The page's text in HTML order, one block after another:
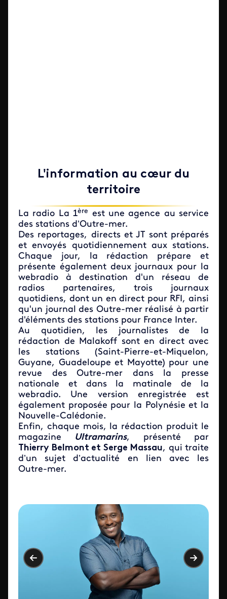
L'information au cœur du
territoire
La radio La 1ère
est une agence au service
des stations d’Outre-mer.
Des reportages, directs et JT sont préparés
et envoyés quotidiennement aux stations.
Chaque jour, la rédaction prépare et
présente également deux journaux pour la
webradio à destination d'un réseau de
radios partenaires, trois journaux
quotidiens, dont un en direct pour RFI, ainsi
qu'un journal des Outre-mer réalisé à partir
d'éléments des stations pour France Inter.
Au quotidien, les journalistes de la
rédaction de Malakoff sont en direct avec
les stations (Saint-Pierre-et-Miquelon,
Guyane, Guadeloupe et Mayotte) pour une
revue des Outre-mer dans la presse
nationale et dans la matinale de la
webradio. Une version enregistrée est
également proposée pour la Polynésie et la
Nouvelle-Calédonie.
Enfin, chaque mois, la rédaction produit le
magazine Ultramarins, présenté par
Thierry Belmont et Serge Massau, qui traite
d’un sujet d’actualité en lien avec les
Outre-mer.